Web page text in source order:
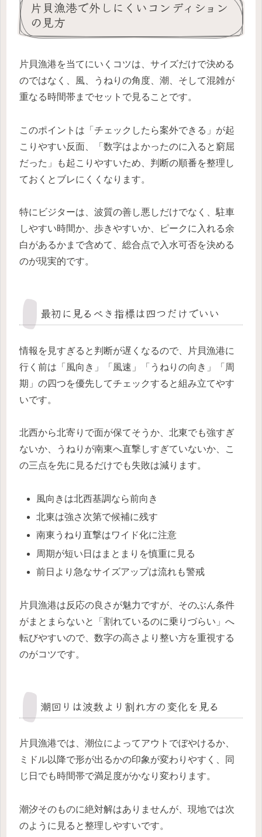
片貝漁港で外しにくいコンディション
の見方
片貝漁港を当てにいくコツは、サイズだけで決める
のではなく、風、うねりの角度、潮、そして混雑が
重なる時間帯までセットで見ることです。
このポイントは「チェックしたら案外できる」が起
こりやすい反面、「数字はよかったのに入ると窮屈
だった」も起こりやすいため、判断の順番を整理し
ておくとブレにくくなります。
特にビジターは、波質の善し悪しだけでなく、駐車
しやすい時間か、歩きやすいか、ピークに入れる余
白があるかまで含めて、総合点で入水可否を決める
のが現実的です。
最初に見るべき指標は四つだけでいい
情報を見すぎると判断が遅くなるので、片貝漁港に
行く前は「風向き」「風速」「うねりの向き」「周
期」の四つを優先してチェックすると組み立てやす
いです。
北西から北寄りで面が保てそうか、北東でも強すぎ
ないか、うねりが南東へ直撃しすぎていないか、こ
の三点を先に見るだけでも失敗は減ります。
風向きは北西基調なら前向き
北東は強さ次第で候補に残す
南東うねり直撃はワイド化に注意
周期が短い日はまとまりを慎重に見る
前日より急なサイズアップは流れも警戒
片貝漁港は反応の良さが魅力ですが、そのぶん条件
がまとまらないと「割れているのに乗りづらい」へ
転びやすいので、数字の高さより整い方を重視する
のがコツです。
潮回りは波数より割れ方の変化を見る
片貝漁港では、潮位によってアウトでぼやけるか、
ミドル以降で形が出るかの印象が変わりやすく、同
じ日でも時間帯で満足度がかなり変わります。
潮汐そのものに絶対解はありませんが、現地では次
のように見ると整理しやすいです。